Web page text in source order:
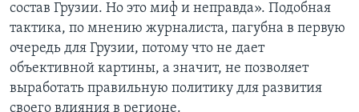
состав Грузии. Но это миф и неправда». Подобная
тактика, по мнению журналиста, пагубна в первую
очередь для Грузии, потому что не дает
объективной картины, а значит, не позволяет
выработать правильную политику для развития
своего влияния в регионе.